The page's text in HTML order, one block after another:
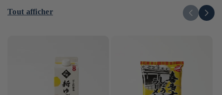
Tout afficher